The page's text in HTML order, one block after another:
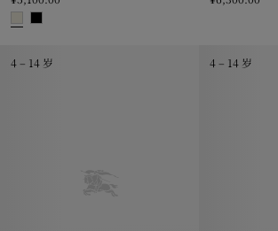
4 – 14 岁 4 – 14 岁